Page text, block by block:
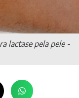
lactase pela pele -